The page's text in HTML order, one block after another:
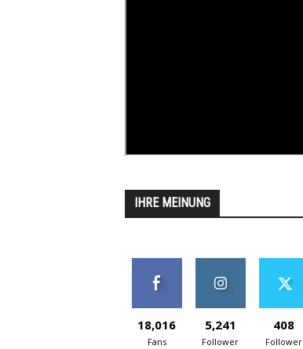
IHRE MEINUNG
18,016
Fans
5,241
Follower
408
Follower